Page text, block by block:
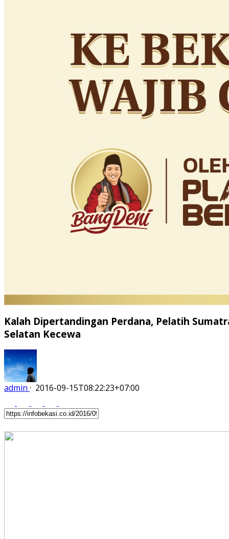
Kalah Dipertandingan Perdana, Pelatih
Selatan Kecewa
admin · 2016-09-15T08:22:23+07:00